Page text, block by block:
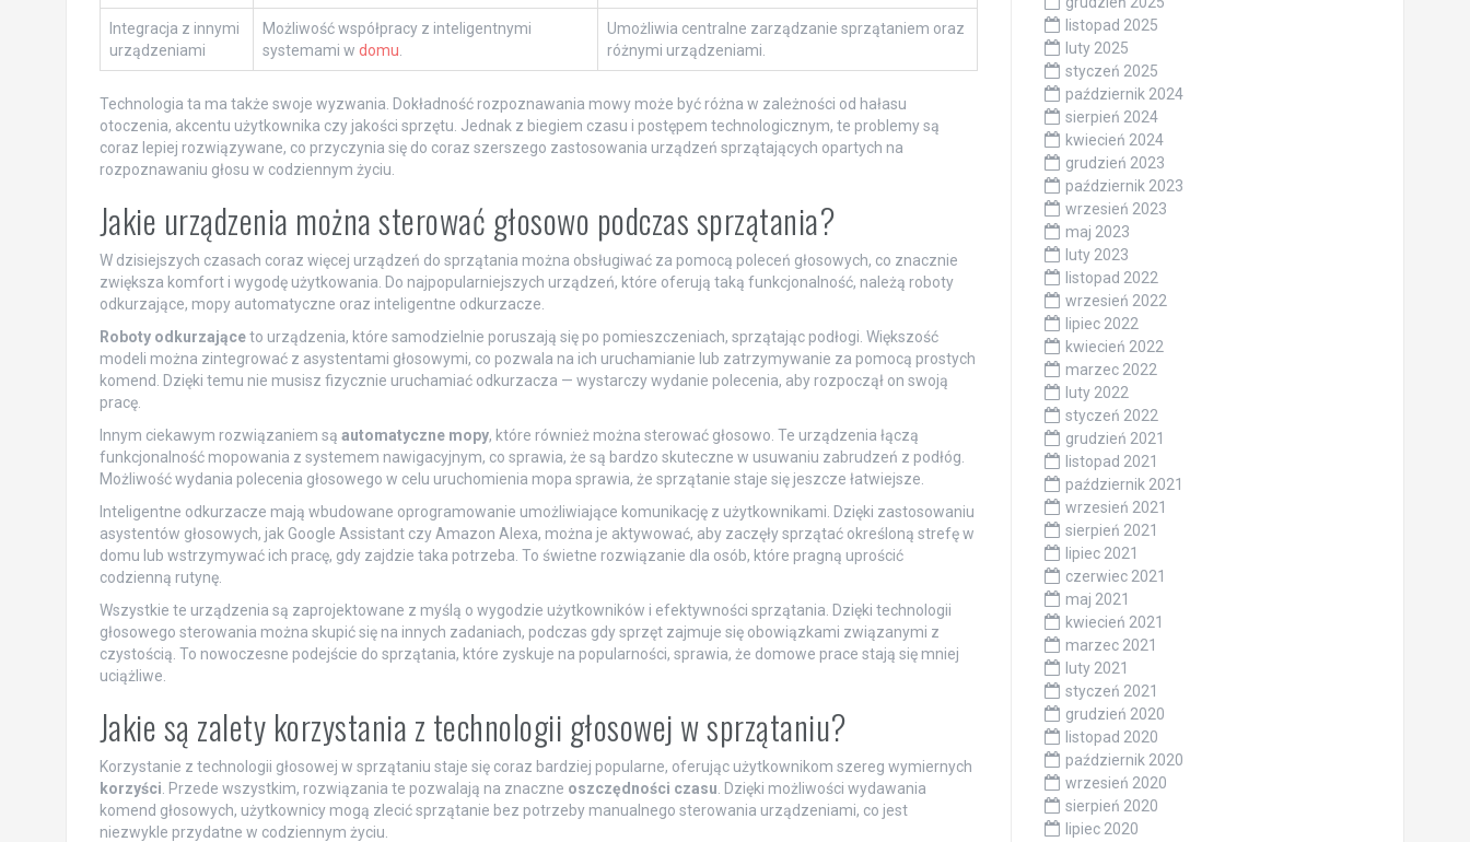
Integracja z innymi
urządzeniami
Możliwość współpracy z inteligentnymi
systemami w domu
Umożliwia centralne zarządzanie sprzątaniem oraz
różnymi urządzeniami.
Technologia ta ma także swoje wyzwania. Dokładność rozpoznawania mowy może być różna w zależności od hałasu
otoczenia, akcentu użytkownika czy jakości sprzętu. Jednak z biegiem czasu i postępem technologicznym, te problemy są
coraz lepiej rozwiązywane, co przyczynia się do coraz szerszego zastosowania urządzeń sprzątających opartych na
rozpoznawaniu głosu w codziennym życiu.
Jakie urządzenia można sterować głosowo podczas sprzątania?
W dzisiejszych czasach coraz więcej urządzeń do sprzątania można obsługiwać za pomocą poleceń głosowych, co znacznie
zwiększa komfort i wygodę użytkowania. Do najpopularniejszych urządzeń, które oferują taką funkcjonalność, należą roboty
odkurzające, mopy automatyczne oraz inteligentne odkurzacze.
Roboty odkurzająceto urządzenia, które samodzielnie poruszają się po pomieszczeniach, sprzątając podłogi. Większość
modeli można zintegrować z asystentami głosowymi, co pozwala na ich uruchamianie lub zatrzymywanie za pomocą prostych
komend. Dzięki temu nie musisz fizycznie uruchamiać odkurzacza — wystarczy wydanie polecenia, aby rozpoczął on swoją
pracę.
Innym ciekawym rozwiązaniem są automatyczne mopy, które również można sterować głosowo. Te urządzenia łączą
funkcjonalność mopowania z systemem nawigacyjnym, co sprawia, że są bardzo skuteczne w usuwaniu zabrudzeń z podłóg.
Możliwość wydania polecenia głosowego w celu uruchomienia mopa sprawia, że sprzątanie staje się jeszcze łatwiejsze.
Inteligentne odkurzacze mają wbudowane oprogramowanie umożliwiające komunikację z użytkownikami. Dzięki zastosowaniu
asystentów głosowych, jak Google Assistant czy Amazon Alexa, można je aktywować, aby zaczęły sprzątać określoną strefę w
domu lub wstrzymywać ich pracę, gdy zajdzie taka potrzeba. To świetne rozwiązanie dla osób, które pragną uprościć
codzienną rutynę.
Wszystkie te urządzenia są zaprojektowane z myślą o wygodzie użytkowników i efektywności sprzątania. Dzięki technologii
głosowego sterowania można skupić się na innych zadaniach, podczas gdy sprzęt zajmuje się obowiązkami związanymi z
czystością. To nowoczesne podejście do sprzątania, które zyskuje na popularności, sprawia, że domowe prace stają się mniej
uciążliwe.
Jakie są zalety korzystania z technologii głosowej w sprzątaniu?
Korzystanie z technologii głosowej w sprzątaniu staje się coraz bardziej popularne, oferując użytkownikom szereg wymiernych
korzyści . Przede wszystkim, rozwiązania te pozwalają na znaczne oszczędności czasu . Dzięki możliwości wydawania
komend głosowych, użytkownicy mogą zlecić sprzątanie bez potrzeby manualnego sterowania urządzeniami, co jest
niezwykle przydatne w codziennym życiu.
listopad 2025
luty 2025
styczeń 2025
październik 2024
sierpień 2024
kwiecień 2024
grudzień 2023
październik 2023
wrzesień 2023
maj 2023
luty 2023
listopad 2022
wrzesień 2022
lipiec 2022
kwiecień 2022
marzec 2022
luty 2022
styczeń 2022
grudzień 2021
listopad 2021
październik 2021
wrzesień 2021
sierpień 2021
lipiec 2021
czerwiec 2021
maj 2021
kwiecień 2021
marzec 2021
luty 2021
styczeń 2021
grudzień 2020
listopad 2020
październik 2020
wrzesień 2020
sierpień 2020
lipiec 2020